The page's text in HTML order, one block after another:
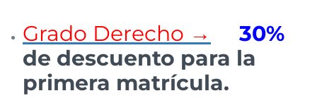
Grado Derecho →
30%
de descuento para la
primera matrícula.